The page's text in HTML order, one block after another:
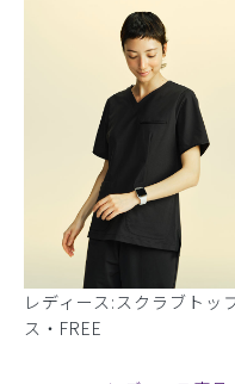
レディース:スクラブトッ
ス・FREE